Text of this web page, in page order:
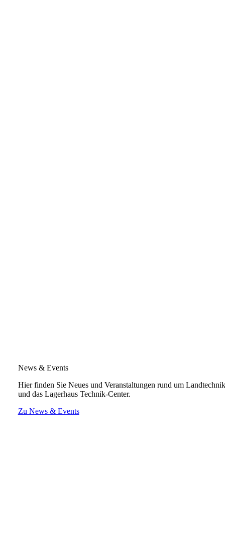
News & Events
Hier finden Sie Neues und Veranstaltungen rund um Landtechnik
und das Lagerhaus Technik-Center.
Zu News & Events